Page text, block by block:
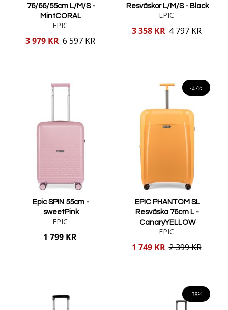
76/66/55cm L/M/S -
MintCORAL
EPIC
Reducerat
3 979 KR 6 597 KR
Resväskor L/M/S - Black
EPIC
Reducerat
3 358 KR 4 797 KR
Epic SPIN 55cm -
sweetPink
EPIC
1 799 KR
-27%
EPIC PHANTOM SL
Resväska 76cm L -
CanaryYELLOW
EPIC
Reducerat
1 749 KR 2 399 KR
-38%